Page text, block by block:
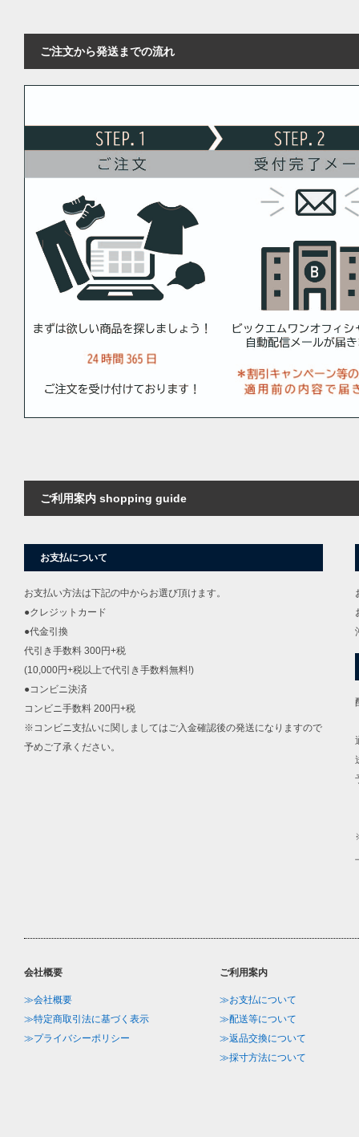
ご注文から発送までの流れ
ご利用案内 shopping guide
お支払について
お支払い方法は下記の中からお選び頂けます。
●クレジットカード
●代金引換
代引き手数料 300円+税
(10,000円+税以上で代引き手数料無料!)
●コンビニ決済
コンビニ手数料 200円+税
※コンビニ支払いに関しましてはご入金確認後の発送になりますので
予めご了承ください。
会社概要
≫会社概要
≫特定商取引法に基づく表示
≫プライバシーポリシー
ご利用案内
≫お支払について
≫配送等について
≫返品交換について
≫採寸方法について